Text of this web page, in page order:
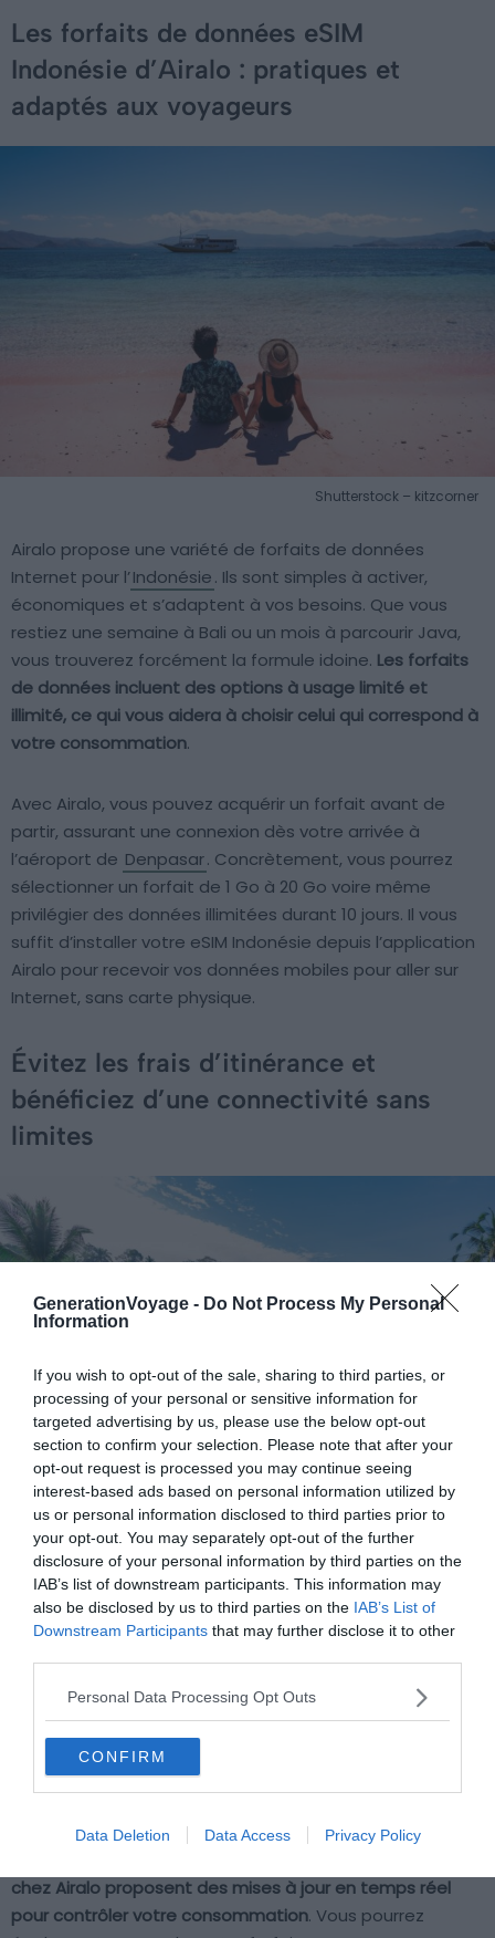
GenerationVoyage - Do Not Process My Personal
Information
If you wish to opt-out of the sale, sharing to third parties, or
processing of your personal or sensitive information for
targeted advertising by us, please use the below opt-out
section to confirm your selection. Please note that after your
opt-out request is processed you may continue seeing
interest-based ads based on personal information utilized by
us or personal information disclosed to third parties prior to
your opt-out. You may separately opt-out of the further
disclosure of your personal information by third parties on the
IAB’s list of downstream participants. This information may
also be disclosed by us to third parties on the IAB’s List of
Downstream Participants that may further disclose it to other
Personal Data Processing Opt Outs
CONFIRM
Data Deletion Data Access Privacy Policy
Les forfaits de données eSIM
Indonésie d’Airalo : pratiques et
adaptés aux voyageurs
Shutterstock – kitzcorner
Airalo propose une variété de forfaits de données
Internet pour l’Indonésie. Ils sont simples à activer,
économiques et s’adaptent à vos besoins. Que vous
restiez une semaine à Bali ou un mois à parcourir Java,
vous trouverez forcément la formule idoine. Les forfaits
de données incluent des options à usage limité et
illimité, ce qui vous aidera à choisir celui qui correspond à
votre consommation.
Avec Airalo, vous pouvez acquérir un forfait avant de
partir, assurant une connexion dès votre arrivée à
l’aéroport de Denpasar. Concrètement, vous pourrez
sélectionner un forfait de 1 Go à 20 Go voire même
privilégier des données illimitées durant 10 jours. Il vous
suffit d’installer votre eSIM Indonésie depuis l’application
Airalo pour recevoir vos données mobiles pour aller sur
Internet, sans carte physique.
Évitez les frais d’itinérance et
bénéficiez d’une connectivité sans
limites
Shutterstock – kitzcorner
Les frais d’itinérance de données peuvent rapidement
peser sur votre budget à l’étranger. Avec les forfaits
eSIM Indonésie d’Airalo, vous garderez une parfaite
maîtrise de vos dépenses. Mais éviterez aussi la
dépendance aux réseaux Wi-Fi parfois de mauvaise
qualité ou non sécurisés. Vous pourrez ainsi suivre votre
budget internet et éviter les mauvaises surprises liées
aux frais d’itinérance.
Une fois votre eSIM configurée, vous accèderez
chez Airalo proposent des mises à jour en temps réel
pour contrôler votre consommation. Vous pourrez